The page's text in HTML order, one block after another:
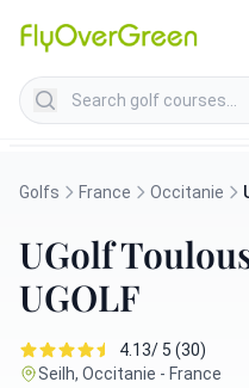
Search golf courses
Golfs France Occitanie
UGolf
UGOLF
4.13/ 5 (30)
Seilh, Occitanie - France